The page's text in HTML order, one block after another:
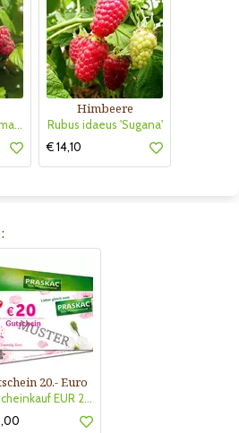
Rubus idaeus 'Aroma Queen'
Himbeere
Rubus idaeus 'Sugana'
€ 14,10
20.- Euro
Gutscheinkauf EUR 20.-